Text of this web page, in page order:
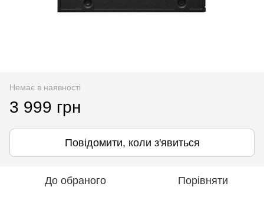
Немає в наявності
3 999 грн
Повідомити, коли з'явиться
До обраного Порівняти